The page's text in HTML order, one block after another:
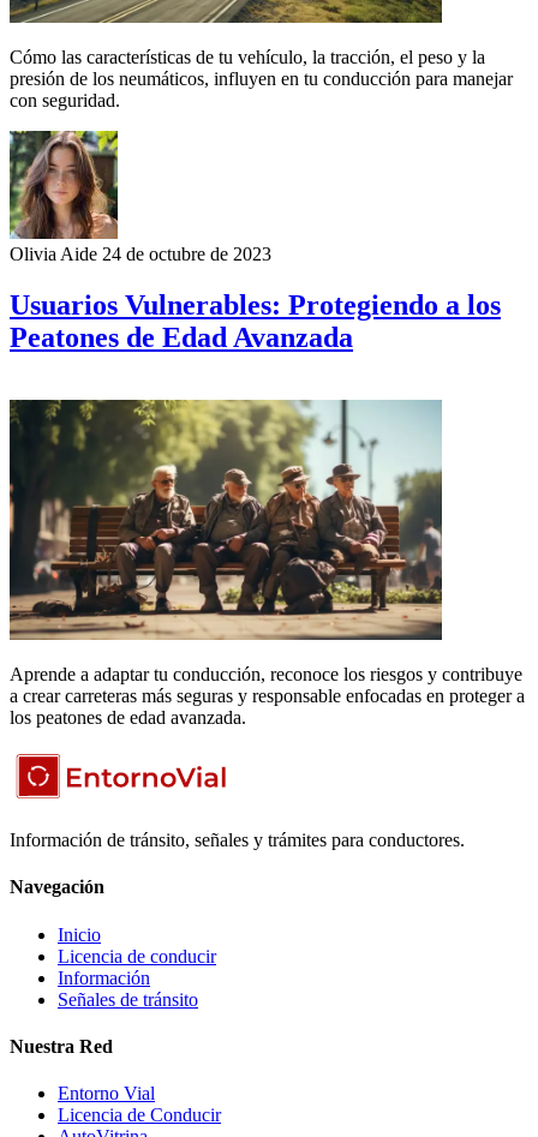
Cómo las características de tu vehículo, la tracción, el peso y la
presión de los neumáticos, influyen en tu conducción para manejar
con seguridad.
Olivia Aide 24 de octubre de 2023
Usuarios Vulnerables: Protegiendo a los
Peatones de Edad Avanzada
Aprende a adaptar tu conducción, reconoce los riesgos y contribuye
a crear carreteras más seguras y responsable enfocadas en proteger a
los peatones de edad avanzada.
Información de tránsito, señales y trámites para conductores.
Navegación
Inicio
Licencia de conducir
Información
Señales de tránsito
Nuestra Red
Entorno Vial
Licencia de Conducir